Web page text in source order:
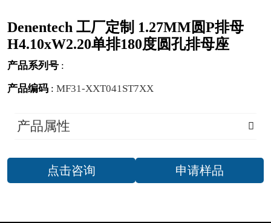
Denentech 工厂定制 1.27MM圆P排母
H4.10xW2.20单排180度圆孔排母座
产品系列号 :
产品编码 : MF31-XXT041ST7XX
产品属性
点击咨询 申请样品